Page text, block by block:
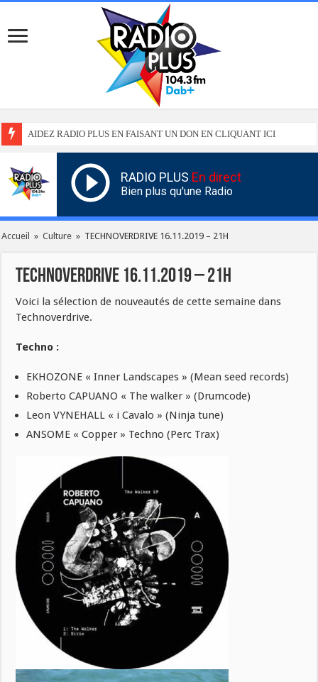
AIDEZ RADIO PLUS EN FAISANT UN DON EN CLIQUANT ICI
RADIO PLUS En direct
Bien plus qu'une Radio
Accueil » Culture » TECHNOVERDRIVE 16.11.2019 – 21H
TECHNOVERDRIVE 16.11.2019 – 21H
Voici la sélection de nouveautés de cette semaine dans
Technoverdrive.
Techno :
EKHOZONE « Inner Landscapes » (Mean seed records)
Roberto CAPUANO « The walker » (Drumcode)
Leon VYNEHALL « i Cavalo » (Ninja tune)
ANSOME « Copper » Techno (Perc Trax)